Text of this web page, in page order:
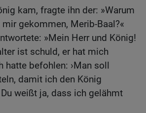
kam, fragte ihn der: »Warum
gekommen, Merib-Baal?«
»Mein Herr und König!
ist schuld, er hat mich
hatte befohlen: ›Man soll
damit ich den König
weißt ja, dass ich gelähmt